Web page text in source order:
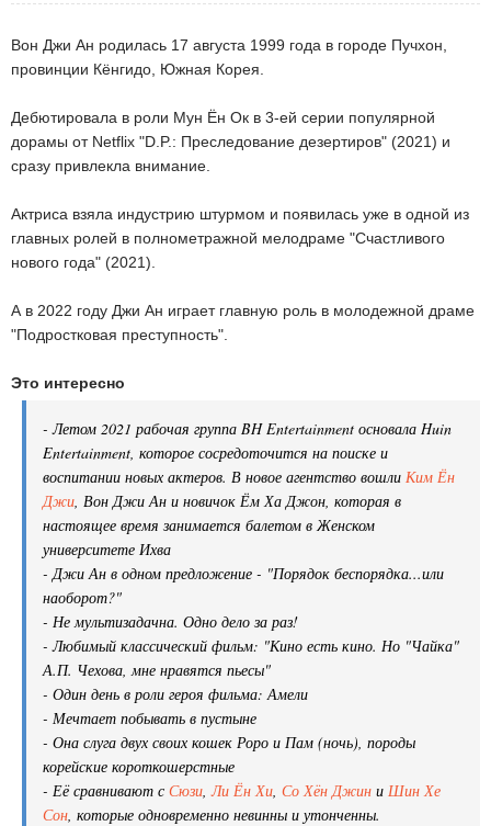
Вон Джи Ан родилась 17 августа 1999 года в городе Пучхон,
провинции Кёнгидо, Южная Корея.
Дебютировала в роли Мун Ён Ок в 3-ей серии ​​​​популярной
дорамы от Netflix "D.P.: Преследование дезертиров" (2021) и
сразу привлекла внимание.
Актриса взяла индустрию штурмом и появилась уже в одной из
главных ролей в полнометражной мелодраме "Счастливого
нового года" (2021).
А в 2022 году Джи Ан играет главную роль в молодежной драме
"Подростковая преступность".
Это интересно
- Летом 2021 рабочая группа BH Entertainment основала Huin
Entertainment, которое сосредоточится на поиске и
воспитании новых актеров. В новое агентство вошли Ким Ён
Джи , Вон Джи Ан и новичок Ём Ха Джон, которая в
настоящее время занимается балетом в Женском
университете Ихва
- Джи Ан в одном предложение - "Порядок беспорядка...или
наоборот?"
- Не мультизадачна. Одно дело за раз!
- Любимый классический фильм: "Кино есть кино. Но "Чайка"
А.П. Чехова, мне нравятся пьесы"
- Один день в роли героя фильма: Амели
- Мечтает побывать в пустыне
- Она слуга двух своих кошек Роро и Пам (ночь), породы
корейские короткошерстные
- Её сравнивают с Сюзи ,Ли Ён Хи Со Хён Джин и Шин Хе
Сон , которые одновременно невинны и утонченны.